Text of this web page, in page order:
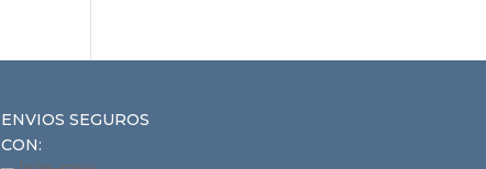
ENVIOS SEGUROS
CON: